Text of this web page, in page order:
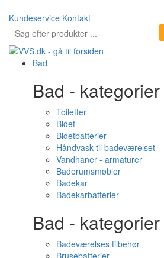
Kundeservice Kontakt
Bad
Bad - kategorier
Toiletter
Bidet
Bidetbatterier
Håndvask til badeværelset
Vandhaner - armaturer
Baderumsmøbler
Badekar
Badekarbatterier
Bad - kategorier
Badeværelses tilbehør